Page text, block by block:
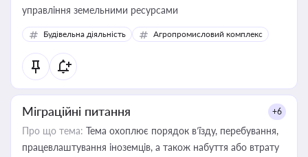
управління земельними ресурсами
Будівельна діяльність Агропромисловий комплекс
Міграційні питання +6
Про що тема: Тема охоплює порядок в’їзду, перебування,
працевлаштування іноземців, а також набуття або втрату